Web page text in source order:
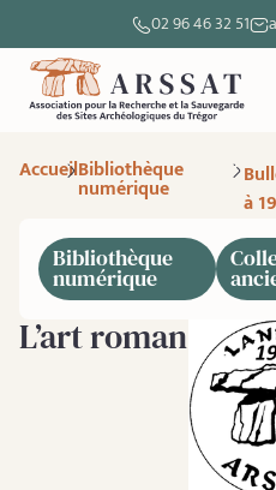
02 96 46 32 51
AccueilBibliothèque
numérique
à
Bibliothèque
numérique
L’art roman